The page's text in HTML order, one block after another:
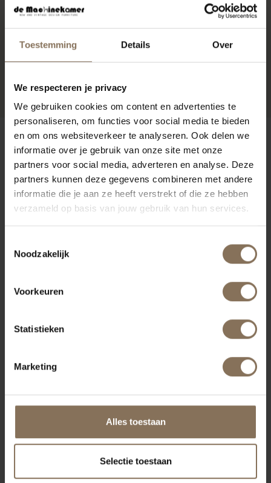
Toestemming Details Over
We respecteren je privacy
We gebruiken cookies om content en advertenties te
personaliseren, om functies voor social media te bieden
en om ons websiteverkeer te analyseren. Ook delen we
informatie over je gebruik van onze site met onze
partners voor social media, adverteren en analyse. Deze
partners kunnen deze gegevens combineren met andere
informatie die je aan ze heeft verstrekt of die ze hebben
verzameld op basis van jouw gebruik van hun services.
Noodzakelijk
Voorkeuren
Statistieken
Marketing
Alles toestaan
Selectie toestaan
ONZE MERKEN